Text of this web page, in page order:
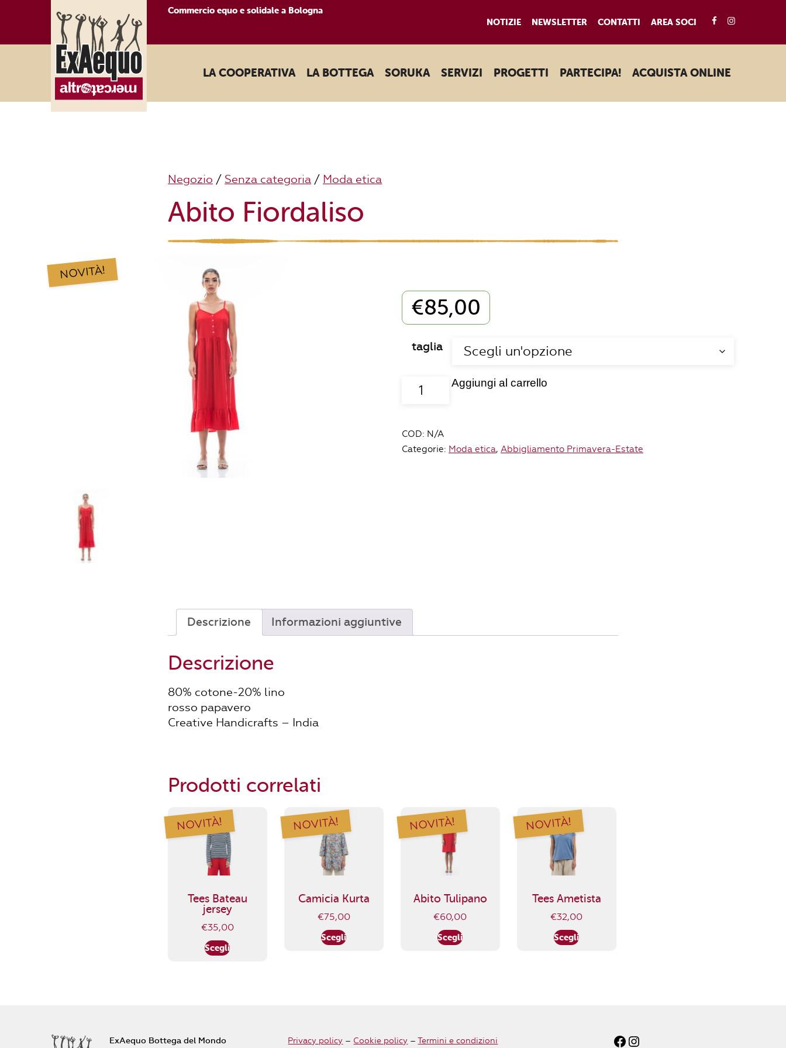
Commercio equo e solidale a Bologna
NOTIZIE
NEWSLETTER CONTATTI AREA SOCI FACEBOOK
LA COOPERATIVA LA BOTTEGA SORUKA SERVIZI PROGETTI PARTECIPA! ACQUISTA ONLINE
Negozio / Senza categoria / Moda etica
Abito Fiordaliso
NOVITÀ!
€85,00
taglia
Abito
Fiordaliso
Aggiungi al carrello
COD: N/A
Categorie: Moda etica, Abbigliamento Primavera-Estate
Descrizione Informazioni aggiuntive
Descrizione
80% cotone-20% lino
rosso papavero
Creative Handicrafts – India
Prodotti correlati
NOVITÀ!
Tees Bateau
jersey
€35,00
Scegli
NOVITÀ!
Camicia Kurta
€75,00
Scegli
NOVITÀ!
Abito Tulipano
€60,00
Scegli
NOVITÀ!
Tees Ametista
€32,00
Scegli
ExAequo Bottega del Mondo Privacy policy – Cookie policy –Termini e condizioni Facebook
Instagram